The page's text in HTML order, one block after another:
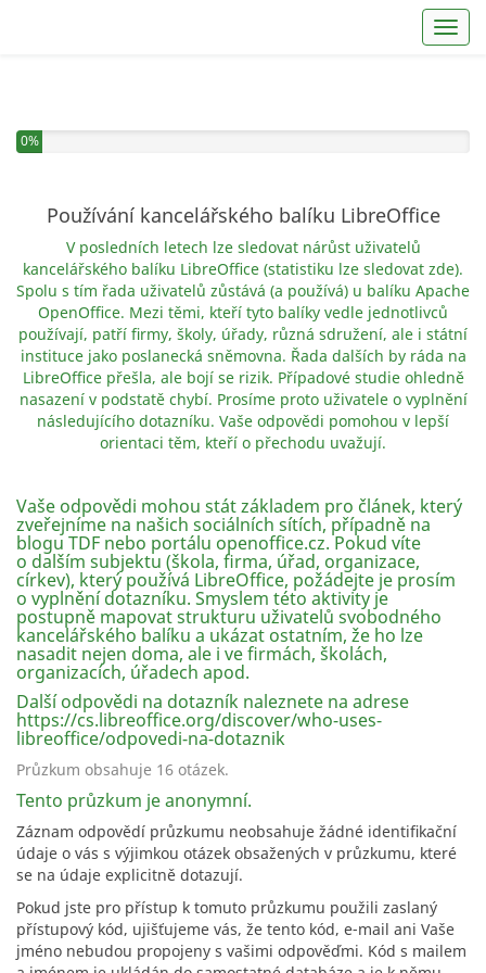
0%
Používání kancelářského balíku LibreOffice
V posledních letech lze sledovat nárůst uživatelů
kancelářského balíku LibreOffice (statistiku lze sledovat zde).
Spolu s tím řada uživatelů zůstává (a používá) u balíku Apache
OpenOffice. Mezi těmi, kteří tyto balíky vedle jednotlivců
používají, patří firmy, školy, úřady, různá sdružení, ale i státní
instituce jako poslanecká sněmovna. Řada dalších by ráda na
LibreOffice přešla, ale bojí se rizik. Případové studie ohledně
nasazení v podstatě chybí. Prosíme proto uživatele o vyplnění
následujícího dotazníku. Vaše odpovědi pomohou v lepší
orientaci těm, kteří o přechodu uvažují.
Vaše odpovědi mohou stát základem pro článek, který
zveřejníme na našich sociálních sítích, případně na
blogu TDF nebo portálu openoffice.cz. Pokud víte
o dalším subjektu (škola, firma, úřad, organizace,
církev), který používá LibreOffice, požádejte je prosím
o vyplnění dotazníku. Smyslem této aktivity je
postupně mapovat strukturu uživatelů svobodného
kancelářského balíku a⁠ ukázat ostatním, že ho lze
nasadit nejen doma, ale i ve firmách, školách,
organizacích, úřadech apod.
Další odpovědi na dotazník naleznete na adrese
https://cs.libreoffice.org/discover/who-uses-
libreoffice/odpovedi-na-dotaznik
Průzkum obsahuje 16 otázek.
Tento průzkum je anonymní.
Záznam odpovědí průzkumu neobsahuje žádné identifikační
údaje o vás s výjimkou otázek obsažených v průzkumu, které
se na údaje explicitně dotazují.
Pokud jste pro přístup k tomuto průzkumu použili zaslaný
přístupový kód, ujišťujeme vás, že tento kód, e-mail ani Vaše
jméno nebudou propojeny s vašimi odpověďmi. Kód s mailem